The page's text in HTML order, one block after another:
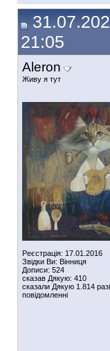
21:05
Aleron
Живу я тут
Реєстрація: 17.01.2016
Звідки Ви: Вінниця
Дописи: 524
сказав Дякую: 410
сказали Дякую 1.814
повідомленні